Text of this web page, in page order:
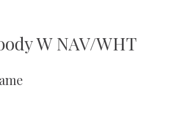
W NAV/WHT